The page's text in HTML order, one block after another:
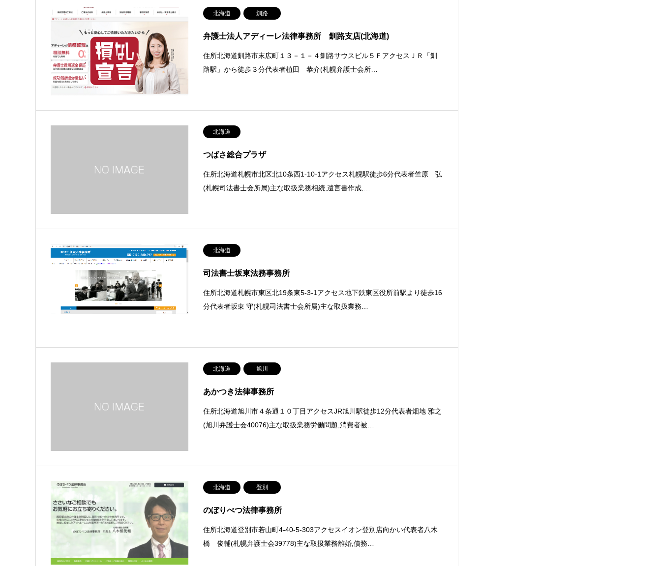
北海道 釧路
弁護士法人アディーレ法律事務所 釧路支店(北海道)
住所北海道釧路市末広町１３－１－４釧路サウスビル５ＦアクセスＪＲ「釧
路駅」から徒歩３分代表者植田 恭介(札幌弁護士会所…
北海道
つばさ総合プラザ
住所北海道札幌市北区北10条西1-10-1アクセス札幌駅徒歩6分代表者竺原 弘
(札幌司法書士会所属)主な取扱業務相続,遺言書作成,…
北海道
司法書士坂東法務事務所
住所北海道札幌市東区北19条東5-3-1アクセス地下鉄東区役所前駅より徒歩16
分代表者坂東 守(札幌司法書士会所属)主な取扱業務…
北海道 旭川
あかつき法律事務所
住所北海道旭川市４条通１０丁目アクセスJR旭川駅徒歩12分代表者畑地 雅之
(旭川弁護士会40076)主な取扱業務労働問題,消費者被…
北海道 登別
のぼりべつ法律事務所
住所北海道登別市若山町4-40-5-303アクセスイオン登別店向かい代表者八木
橋 俊輔(札幌弁護士会39778)主な取扱業務離婚,債務…